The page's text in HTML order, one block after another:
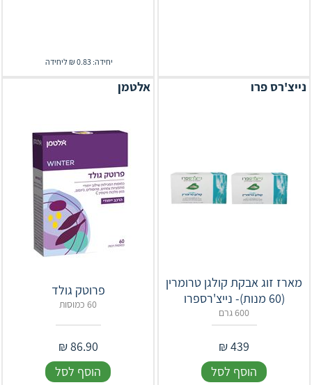
יחידה: 0.83 ₪ ליחידה
נייצ'רס פרו
מארז זוג אבקת קולגן טרומרין
(60 מנות)- נייצ'רספרו
600 גרם
439
₪
הוסף לסל
אלטמן
פרוטק גולד
60 כמוסות
86.90
₪
הוסף לסל